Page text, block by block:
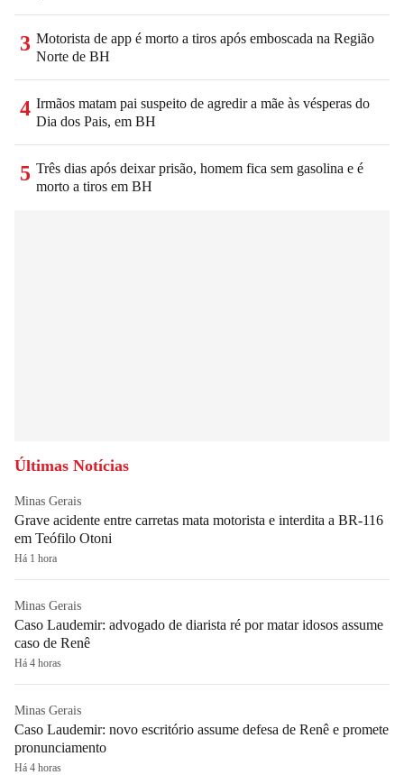
3 Motorista de app é morto a tiros após emboscada na Região
Norte de BH
4 Irmãos matam pai suspeito de agredir a mãe às vésperas do
Dia dos Pais, em BH
5 Três dias após deixar prisão, homem fica sem gasolina e é
morto a tiros em BH
Últimas Notícias
Minas Gerais
Grave acidente entre carretas mata motorista e interdita a BR-116
em Teófilo Otoni
Há 1 hora
Minas Gerais
Caso Laudemir: advogado de diarista ré por matar idosos assume
caso de Renê
Há 4 horas
Minas Gerais
Caso Laudemir: novo escritório assume defesa de Renê e promete
pronunciamento
Há 4 horas